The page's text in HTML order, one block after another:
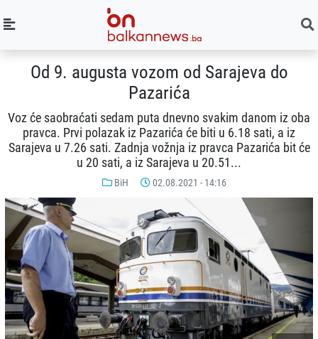
Od 9. augusta vozom od Sarajeva do
Pazarića
Voz će saobraćati sedam puta dnevno svakim danom iz oba
pravca. Prvi polazak iz Pazarića će biti u 6.18 sati, a iz
Sarajeva u 7.26 sati. Zadnja vožnja iz pravca Pazarića bit će
u 20 sati, a iz Sarajeva u 20.51...
BiH 02.08.2021 - 14:16